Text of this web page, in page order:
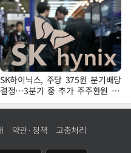
SK하이닉스, 주당 375원 분기배당
결정…3분기 중 추가 주주환원 발
표
약관·정책 고충처리